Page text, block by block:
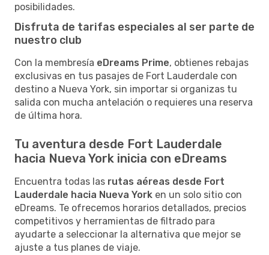
posibilidades.
Disfruta de tarifas especiales al ser parte de
nuestro club
Con la membresía eDreams Prime, obtienes rebajas
exclusivas en tus pasajes de Fort Lauderdale con
destino a Nueva York, sin importar si organizas tu
salida con mucha antelación o requieres una reserva
de última hora.
Tu aventura desde Fort Lauderdale
hacia Nueva York inicia con eDreams
Encuentra todas las rutas aéreas desde Fort
Lauderdale hacia Nueva York en un solo sitio con
eDreams. Te ofrecemos horarios detallados, precios
competitivos y herramientas de filtrado para
ayudarte a seleccionar la alternativa que mejor se
ajuste a tus planes de viaje.